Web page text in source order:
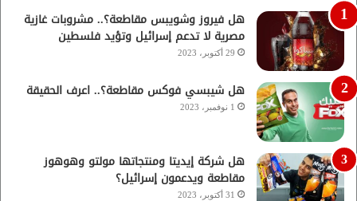
هل فيروز وشويبس مقاطعة؟.. مشروبات غازية
مصرية لا تدعم إسرائيل وتؤيد فلسطين
29 أكتوبر، 2023
هل شيبسي فوكس مقاطعة؟.. اعرف الحقيقة
1 نوفمبر، 2023
هل شركة إيديتا ومنتجاتها مولتو وهوهوز
مقاطعة ويدعمون إسرائيل؟
31 أكتوبر، 2023